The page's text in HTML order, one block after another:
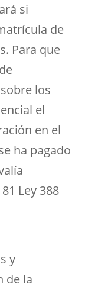
si
de
Para que
los
el
en el
ha pagado
Ley 388
y
de la